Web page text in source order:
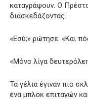
καταγράψουν. Ο
διασκεδάζοντας.
«Εσύ;» ρώτησε. «Και
«Μόνο λίγα
Τα γέλια έγιναν πιο
ένα μπλοκ επιταγών